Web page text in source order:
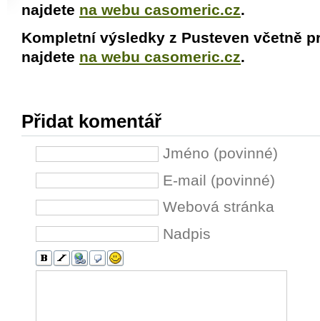
najdete na webu casomeric.cz.
Kompletní výsledky z Pusteven včetně
najdete na webu casomeric.cz.
Přidat komentář
Jméno (povinné)
E-mail (povinné)
Webová stránka
Nadpis